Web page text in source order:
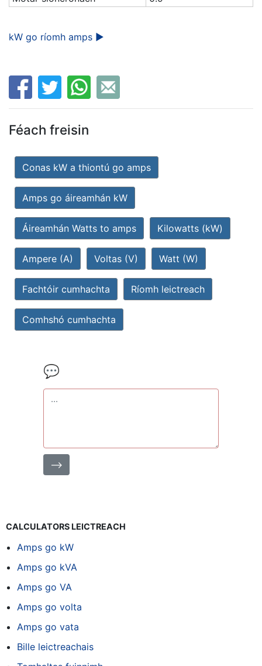
kW go ríomh amps ►
Féach freisin
Conas kW a thiontú go amps
Amps go áireamhán kW
Áireamhán Watts to amps Kilowatts (kW)
Ampere (A) Voltas (V) Watt (W)
Fachtóir cumhachta Ríomh leictreach
Comhshó cumhachta
💬
⟶
CALCULATORS LEICTREACH
Amps go kW
Amps go kVA
Amps go VA
Amps go volta
Amps go vata
Bille leictreachais